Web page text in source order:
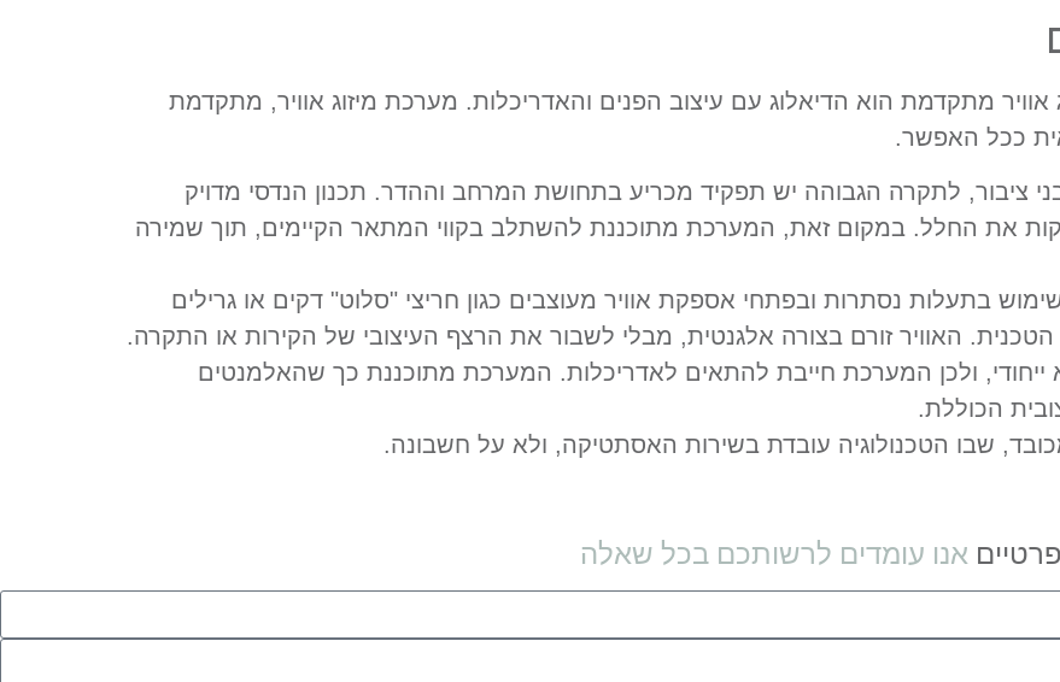
מתקדמת הוא הדיאלוג עם עיצוב הפנים והאדריכלות. מערכת מיזוג אוויר, מתקדמת
ככל האפשר.
ציבור, לתקרה הגבוהה יש תפקיד מכריע בתחושת המרחב וההדר. תכנון הנדסי מדויק
את החלל. במקום זאת, המערכת מתוכננת להשתלב בקווי המתאר הקיימים, תוך שמירה
בתעלות נסתרות ובפתחי אספקת אוויר מעוצבים כגון חריצי "סלוט" דקים או גרילים
האוויר זורם בצורה אלגנטית, מבלי לשבור את הרצף העיצובי של הקירות או התקרה.
ולכן המערכת חייבת להתאים לאדריכלות. המערכת מתוכננת כך שהאלמנטים
הכוללת.
שבו הטכנולוגיה עובדת בשירות האסתטיקה, ולא על חשבונה.
אנו עומדים לרשותכם בכל שאלה